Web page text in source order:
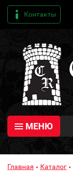
Контакты
МЕНЮ
Главная Каталог